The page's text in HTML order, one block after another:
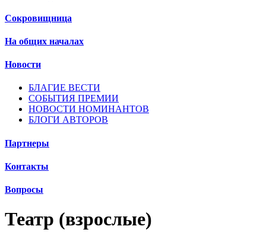
Сокровищница
На общих началах
Новости
БЛАГИЕ ВЕСТИ
СОБЫТИЯ ПРЕМИИ
НОВОСТИ НОМИНАНТОВ
БЛОГИ АВТОРОВ
Партнеры
Контакты
Вопросы
Театр (взрослые)